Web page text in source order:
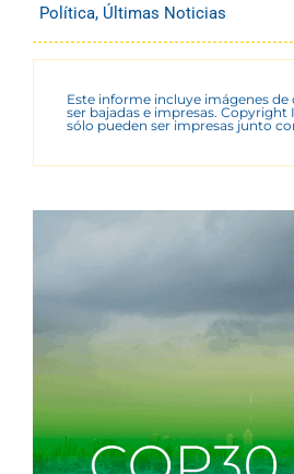
Política, Últimas Noticias
Este informe incluye imágenes de
ser bajadas e impresas. Copyright
sólo pueden ser impresas junto